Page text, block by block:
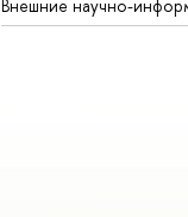
Внешние научно-